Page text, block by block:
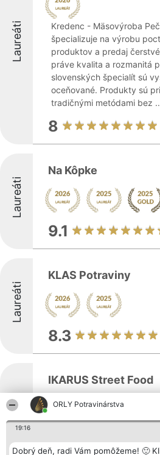
ORLY Potravinárstva
19:16
Dobrý deň, radi Vám pomôžeme! 🙂
Laureáti
Kredenc - Mäsovýroba
špecializuje na výrobu
produktov a predaj
práve kvalita a rozmanitá
slovenských špecialít sú
oceňované. Produkty sú
tradičnými metódami bez
8
Laureáti
Na Kôpke
9.1
Laureáti
KLAS Potraviny
8.3
IKARUS Street Food
v Košiciach a prináša